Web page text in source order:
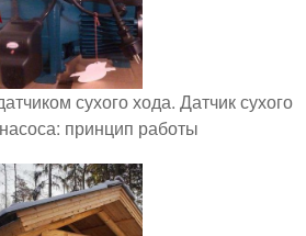
сухого хода. Датчик сухого
принцип работы